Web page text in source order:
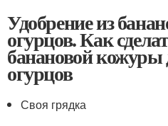
Удобрение из
огурцов. Как
банановой кожуры
огурцов
Своя грядка